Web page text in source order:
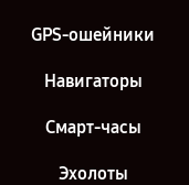
GPS-ошейники
Навигаторы
Смарт-часы
Эхолоты